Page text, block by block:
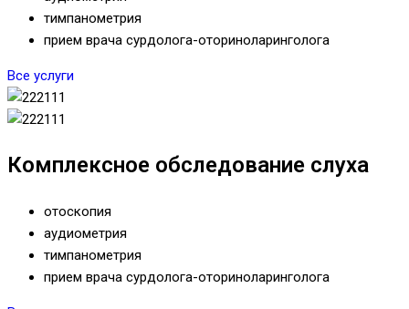
тимпанометрия
прием врача сурдолога-оториноларинголога
Все услуги
Комплексное обследование слуха
отоскопия
аудиометрия
тимпанометрия
прием врача сурдолога-оториноларинголога